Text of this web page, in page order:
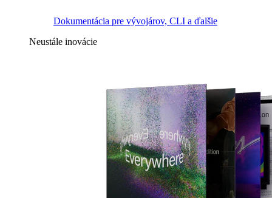
Dokumentácia pre vývojárov, CLI a ďalšie
Neustále inovácie